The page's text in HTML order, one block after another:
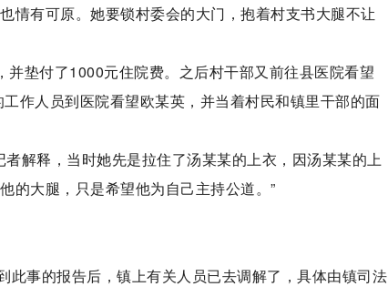
情有可原。她要锁村委会的大门，抱着村支书大腿不让
垫付了1000元住院费。之后村干部又前往县医院看望
作人员到医院看望欧某英，并当着村民和镇里干部的面
解释，当时她先是拉住了汤某某的上衣，因汤某某的上
的大腿，只是希望他为自己主持公道。”
事的报告后，镇上有关人员已去调解了，具体由镇司法